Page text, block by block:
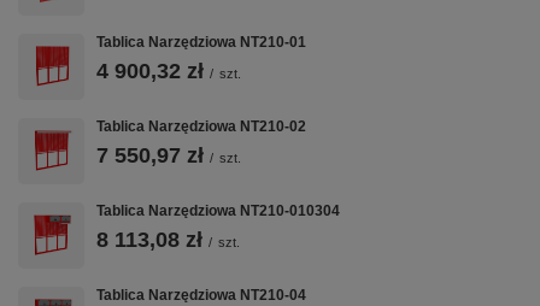
Specyfikacja
Kod produktu
Seria
ZW, pojemniki, listwy
Tablica Narzędziowa NT210-01
4 900,32 zł / szt.
Tablica Narzędziowa NT210-02
7 550,97 zł / szt.
Tablica Narzędziowa NT210-010304
8 113,08 zł / szt.
Tablica Narzędziowa NT210-04